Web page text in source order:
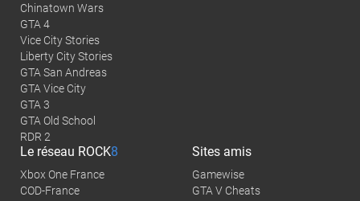
Chinatown Wars
GTA 4
Vice City Stories
Liberty City Stories
GTA San Andreas
GTA Vice City
GTA 3
GTA Old School
RDR 2
Le réseau ROCK8
Xbox One France
COD-France
Sites amis
Gamewise
GTA V Cheats